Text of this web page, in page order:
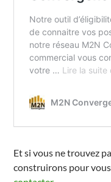
Et si vous ne trouvez
construirons pour vous